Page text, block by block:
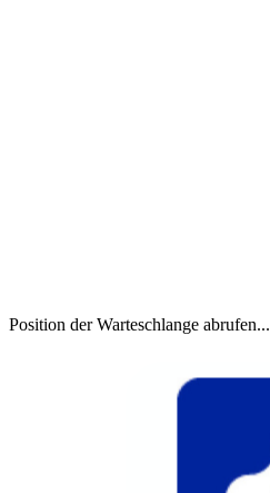
Position der Warteschlange abrufen...